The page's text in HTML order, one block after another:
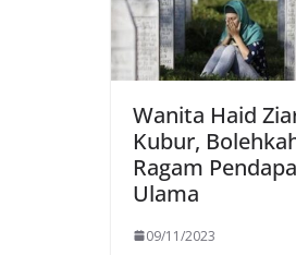
Wanita Haid
Kubur,
Ragam
Ulama
09/11/2023